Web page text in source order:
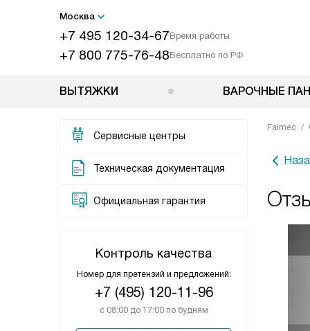
Москва
+7 495 120-34-67Время работы
+7 800 775-76-48Бесплатно по РФ
ВЫТЯЖКИ ВАРОЧНЫЕ
Сервисные центры
Техническая документация
Официальная гарантия
Контроль качества
Номер для претензий и предложений:
+7 (495) 120-11-96
с 08:00 до 17:00 по будням
Falmec